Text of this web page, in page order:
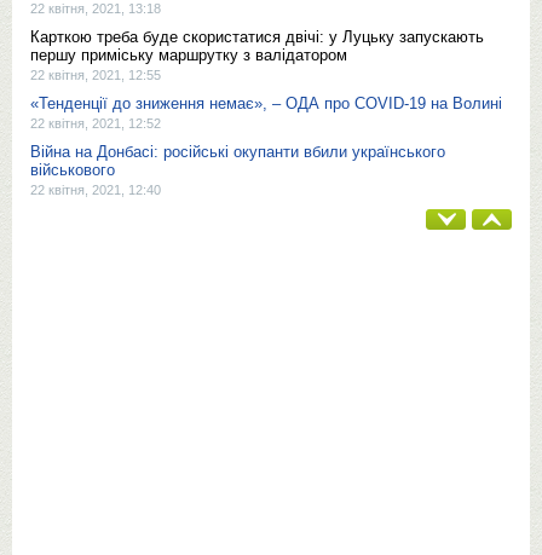
22 квітня, 2021, 13:18
Карткою треба буде скористатися двічі: у Луцьку запускають
першу приміську маршрутку з валідатором
22 квітня, 2021, 12:55
«Тенденції до зниження немає», – ОДА про COVID-19 на Волині
22 квітня, 2021, 12:52
Війна на Донбасі: російські окупанти вбили українського
військового
22 квітня, 2021, 12:40